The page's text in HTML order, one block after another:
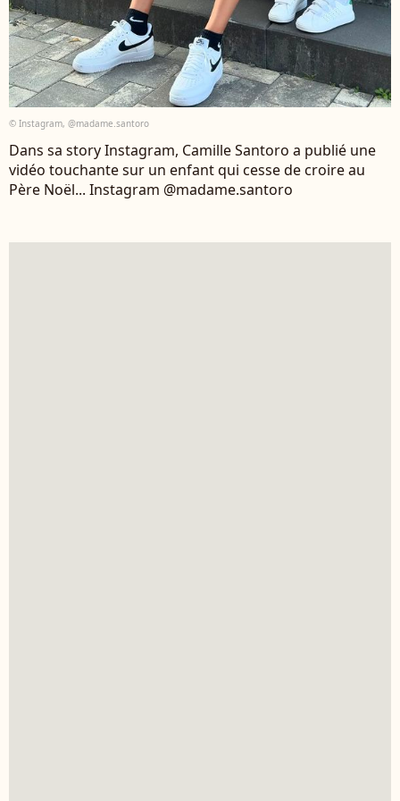
© Instagram, @madame.santoro
Dans sa story Instagram, Camille Santoro a publié une
vidéo touchante sur un enfant qui cesse de croire au
Père Noël... Instagram @madame.santoro